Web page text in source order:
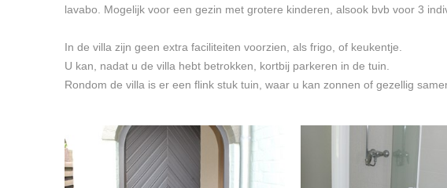
lavabo. Mogelijk voor een gezin met grotere kinderen, alsook bvb voor 3
In de villa zijn geen extra faciliteiten voorzien, als frigo, of keukentje.
U kan, nadat u de villa hebt betrokken, kortbij parkeren in de tuin.
Rondom de villa is er een flink stuk tuin, waar u kan zonnen of gezellig